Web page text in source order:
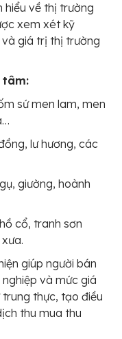
hiểu về thị trường
xem xét kỹ
giá trị thị trường
tâm:
sứ men lam, men
lư hương, các
giường, hoành
cổ, tranh sơn
giúp người bán
và mức giá
thực, tạo điều
thu mua thu